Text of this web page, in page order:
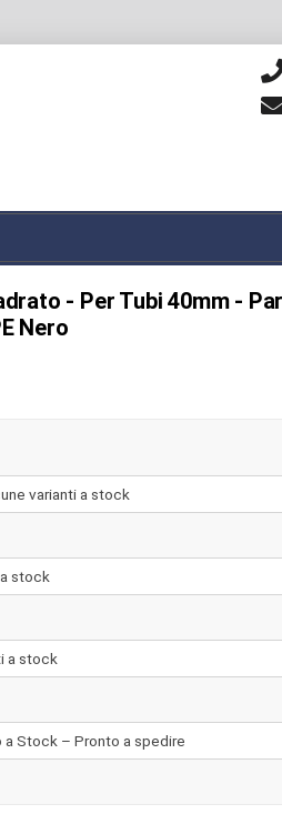
- Per Tubi 40mm -
Nero